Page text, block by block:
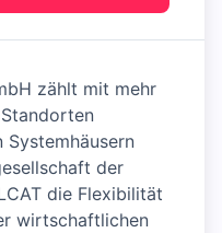
zählt mit mehr
der
die Flexibilität
wirtschaftlichen